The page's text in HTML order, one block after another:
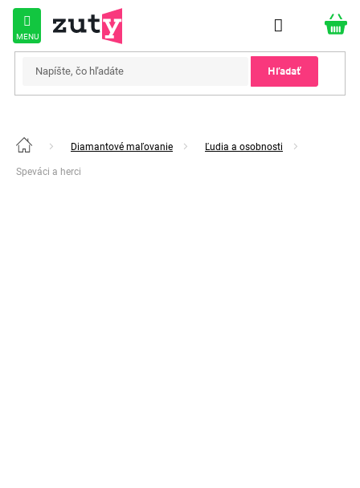
Prejsť
obsah
Hľadať
Domov Diamantové maľovanie Ľudia a osobnosti
Speváci a herci